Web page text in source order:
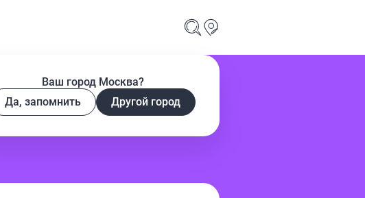
Ваш город Москва?
Да, запомнить
Другой город